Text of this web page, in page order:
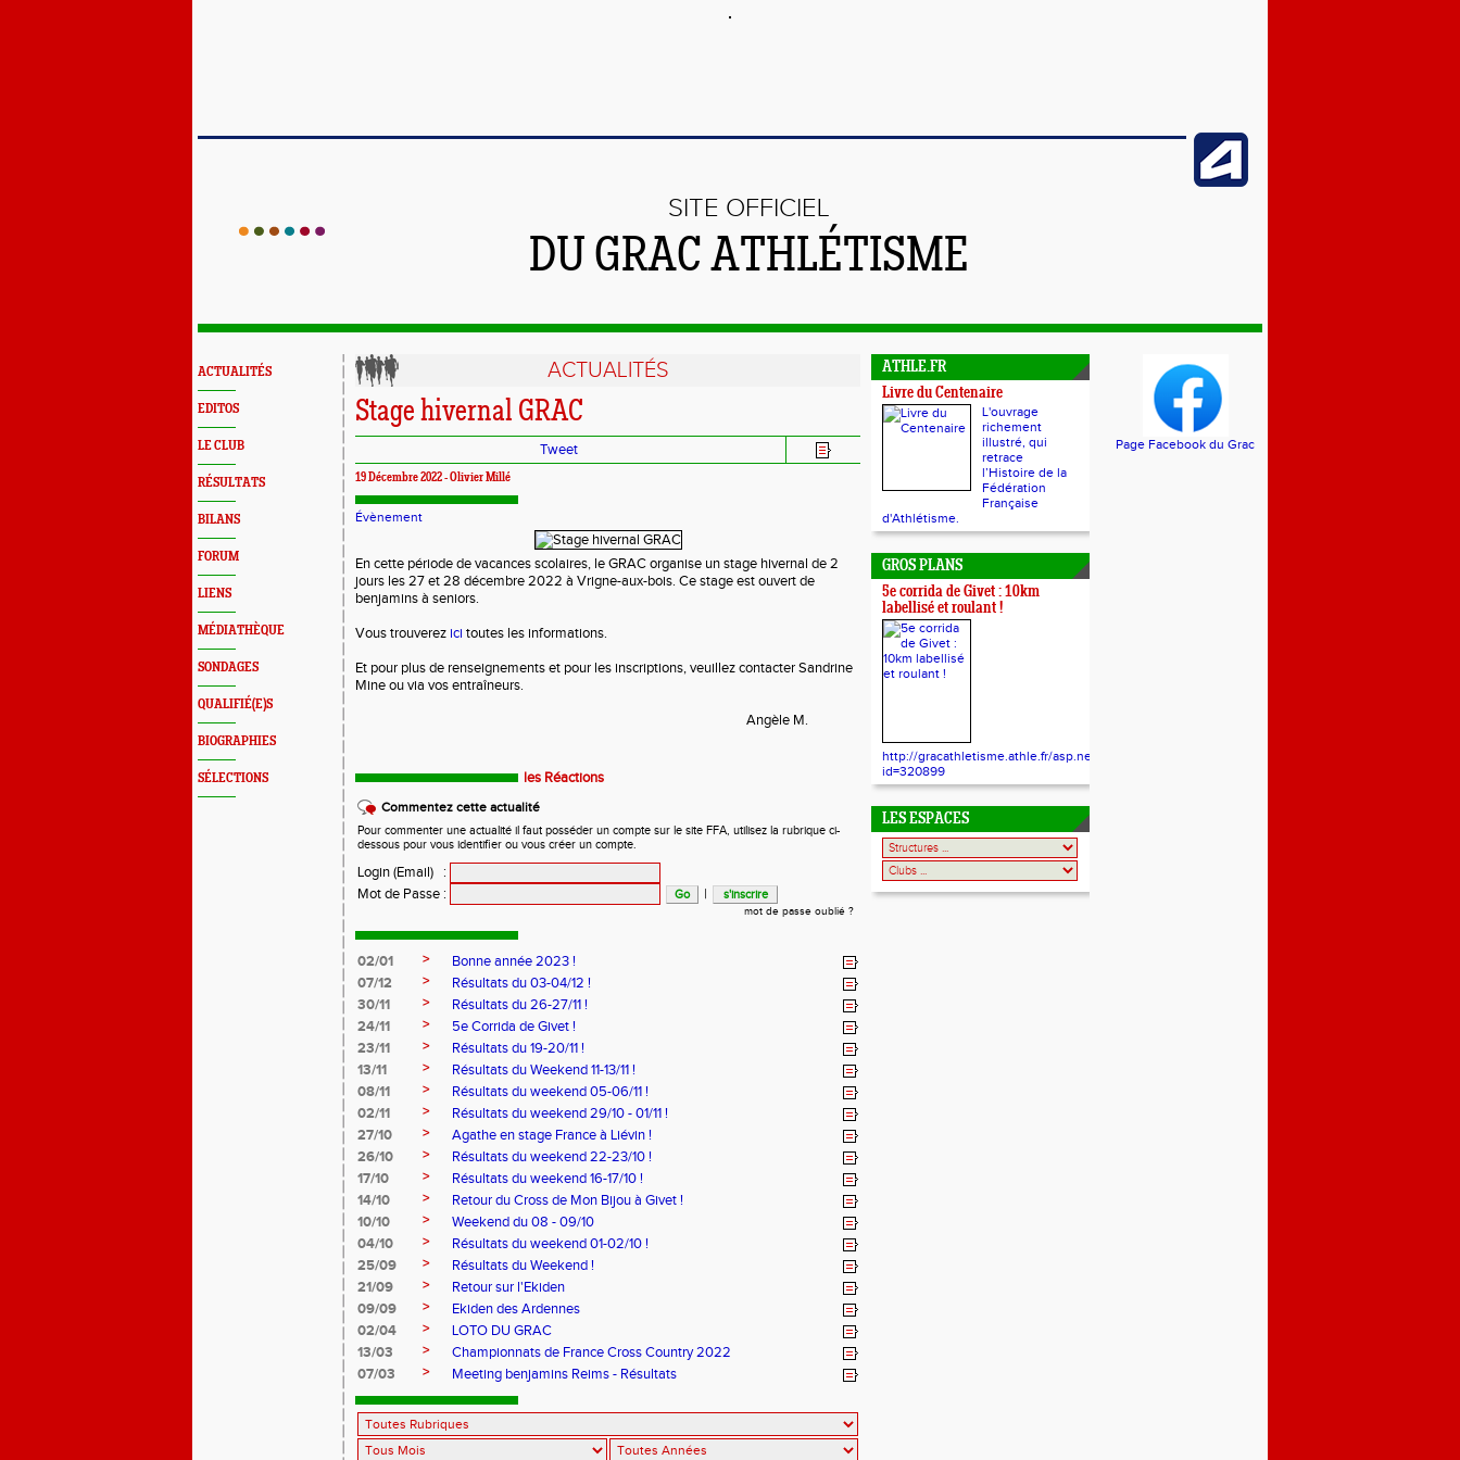
SITE OFFICIEL
DU GRAC ATHLÉTISME
ACTUALITÉS
EDITOS
LE CLUB
RÉSULTATS
BILANS
FORUM
LIENS
MÉDIATHÈQUE
SONDAGES
QUALIFIÉ(E)S
BIOGRAPHIES
SÉLECTIONS
ACTUALITÉS
Stage hivernal GRAC
Tweet
19 Décembre 2022 - Olivier Millé
Évènement
En cette période de vacances scolaires, le GRAC organise un stage hivernal de 2
jours les 27 et 28 décembre 2022 à Vrigne-aux-bois. Ce stage est ouvert de
benjamins à seniors.
Vous trouverez ici toutes les informations.
Et pour plus de renseignements et pour les inscriptions, veuillez contacter Sandrine
Mine ou via vos entraîneurs.
Angèle M.
les Réactions
Commentez cette actualité
Pour commenter une actualité il faut posséder un compte sur le site FFA, utilisez la rubrique ci-
dessous pour vous identifier ou vous créer un compte.
Login (Email)
:
Mot de Passe : |
mot de passe oublié ?
02/01 >
Bonne année 2023 !
07/12
>
Résultats du 03-04/12 !
30/11
>
Résultats du 26-27/11 !
24/11
>
5e Corrida de Givet !
23/11
>
Résultats du 19-20/11 !
13/11
>
Résultats du Weekend 11-13/11 !
08/11
>
Résultats du weekend 05-06/11 !
02/11
>
Résultats du weekend 29/10 - 01/11 !
27/10
>
Agathe en stage France à Liévin !
26/10
>
Résultats du weekend 22-23/10 !
17/10
>
Résultats du weekend 16-17/10 !
14/10
>
Retour du Cross de Mon Bijou à Givet !
10/10
>
Weekend du 08 - 09/10
04/10
>
Résultats du weekend 01-02/10 !
25/09
>
Résultats du Weekend !
21/09
>
Retour sur l'Ekiden
09/09
>
Ekiden des Ardennes
02/04
>
LOTO DU GRAC
13/03
>
Championnats de France Cross Country 2022
07/03
> Meeting benjamins Reims - Résultats
ATHLE.FR
Livre du Centenaire
L'ouvrage
richement
illustré, qui
retrace
l’Histoire de la
Fédération
Française
d'Athlétisme.
GROS PLANS
5e corrida de Givet : 10km
labellisé et roulant !
http://gracathletisme.athle.fr/asp.net/espaces.news/news.aspx?
id=320899
LES ESPACES
Page Facebook du Grac